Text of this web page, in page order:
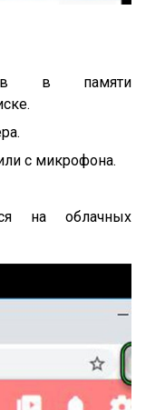
в памяти
с микрофона.
на облачных